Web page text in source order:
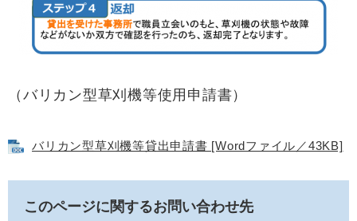
（バリカン型草刈機等使用申請書）
バリカン型草刈機等貸出申請書 [Wordファイル／43KB]
このページに関するお問い合わせ先